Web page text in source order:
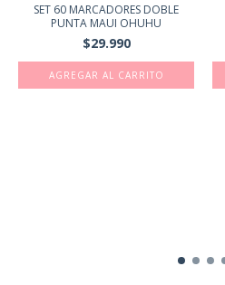
SET 60 MARCADORES DOBLE
PUNTA MAUI OHUHU
$29.990